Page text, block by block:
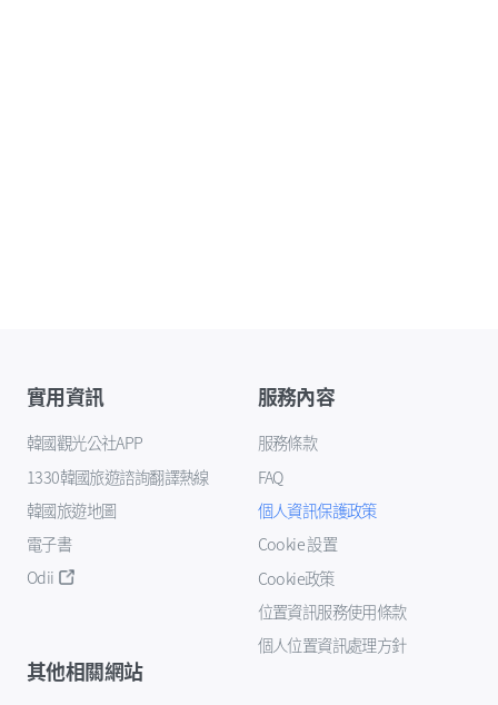
實用資訊
韓國觀光公社APP
1330韓國旅遊諮詢翻譯熱線
韓國旅遊地圖
電子書
Odii
服務內容
服務條款
FAQ
個人資訊保護政策
Cookie 設置
Cookie政策
位置資訊服務使用條款
個人位置資訊處理方針
其他相關網站